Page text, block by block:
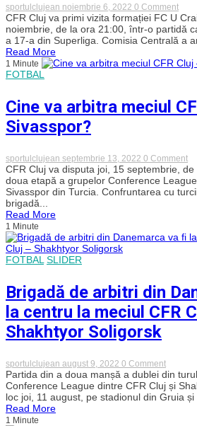
sportulclujean noiembrie 6, 2022 0 Commenton
Cine
va
CFR
1948
CFR Cluj va primi vizita formației FC U
noiembrie, de la ora 21:00, într-o partidă
a 17-a din Superliga. Comisia Centrală a
Read More
1 Minute
FOTBAL
Cine va arbitra meciul
Sivasspor?
sportulclujean septembrie 13, 2022 0 Commenton
va
CFR Cluj va disputa joi, 15 septembrie,
doua etapă a grupelor Conference
Sivasspor din Turcia. Confruntarea cu
brigadă...
Read More
1 Minute
FOTBAL SLIDER
Brigadă de arbitri din
la centru la meciul CFR
Shakhtyor Soligorsk
sportulclujean august 9, 2022 0 Commenton
Brigadă
de
arbitri
din
Partida din a doua manșă a dublei din
Conference League dintre CFR Cluj și
loc joi, 11 august, pe stadionul din Gruia și
Read More
1 Minute